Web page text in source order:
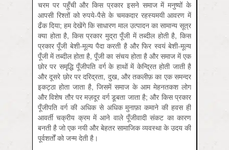
चरम पर पहुँची और किस प्रकार इसने समाज में मनुष्यों के
आपसी रिश्तों को रुपये-पैसे के चमकदार रहस्यमयी आवरण में
ढँक दिया; हम देखेंगे कि साधारण माल उत्पादन का सामान्य सूत्र
क्या होता है, किस प्रकार मुद्रा पूँजी में तब्दील होती है, किस
प्रकार पूँजी बेशी-मूल्य पैदा करती है और फिर स्वयं बेशी-मूल्य
पूँजी में तब्दील होता है, पूँजी का संचय होता है और समाज में एक
छोर पर समृद्धि पूँजीपति वर्ग के हाथों में केन्द्रित होती जाती है
और दूसरे छोर पर दरिद्रता, दुख, और तकलीफ़ का एक समन्दर
इकट्ठा होता जाता है, जिसमें समाज के आम मेहनतकश लोग
और विशेष तौर पर मज़दूर वर्ग डूबता जाता है; और किस प्रकार
पूँजीपति वर्ग की अधिक से अधिक मुनाफ़ा कमाने की हवस ही
आवर्ती चक्रीय क्रम में आने वाले पूँजीवादी संकट का कारण
बनती है जो एक नयी और बेहतर सामाजिक व्यवस्था के उदय की
पूर्वशर्तों को जन्म देती है।